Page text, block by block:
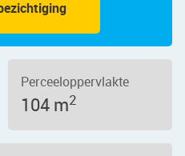
Perceeloppervlakte
104 m2